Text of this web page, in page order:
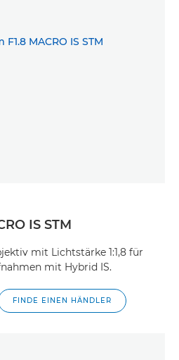
IS STM
mit Lichtstärke 1:1,8 für
mit Hybrid IS.
FINDE EINEN HÄNDLER